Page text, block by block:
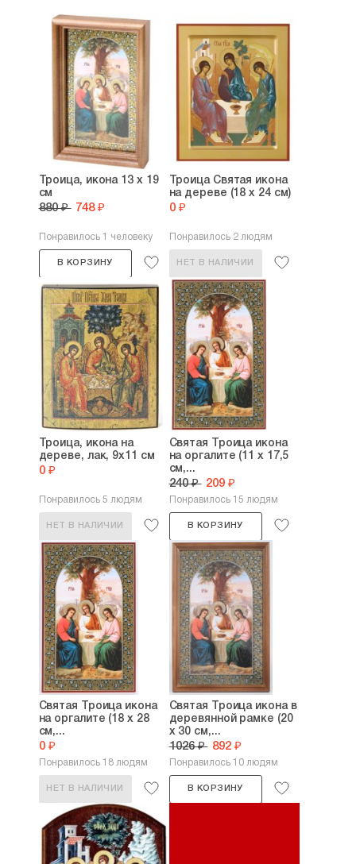
Троица, икона 13 х 19
см
880 ₽ 748 ₽
Понравилось 1 человеку
В КОРЗИНУ
Троица Святая икона
на дереве (18 х 24 см)
0 ₽
Понравилось 2 людям
НЕТ В НАЛИЧИИ
Троица, икона на
дереве, лак, 9х11 см
0 ₽
Понравилось 5 людям
НЕТ В НАЛИЧИИ
Святая Троица икона
на оргалите (11 х 17,5
см,...
240 ₽ 209 ₽
Понравилось 15 людям
В КОРЗИНУ
Святая Троица икона
на оргалите (18 х 28
см,...
0 ₽
Понравилось 18 людям
НЕТ В НАЛИЧИИ
Святая Троица икона в
деревянной рамке (20
х 30 см,...
1026 ₽ 892 ₽
Понравилось 10 людям
В КОРЗИНУ